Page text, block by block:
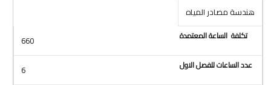
هندسة مصادر المياه
660
6